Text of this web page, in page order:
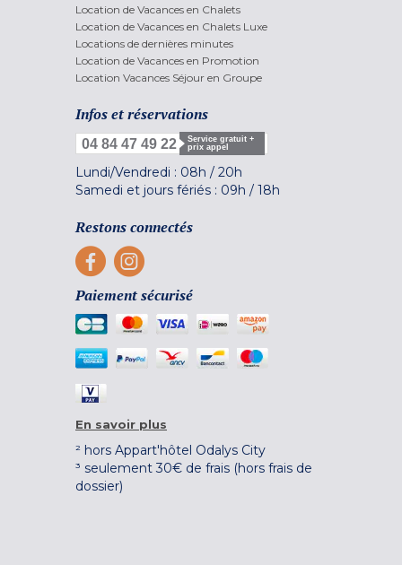
Location de Vacances en Chalets
Location de Vacances en Chalets Luxe
Locations de dernières minutes
Location de Vacances en Promotion
Location Vacances Séjour en Groupe
Infos et réservations
04 84 47 49 22
Service gratuit +
prix appel
Lundi/Vendredi : 08h / 20h
Samedi et jours fériés : 09h / 18h
Restons connectés
Paiement sécurisé
En savoir plus
² hors Appart'hôtel Odalys City
³ seulement 30€ de frais (hors frais de
dossier)